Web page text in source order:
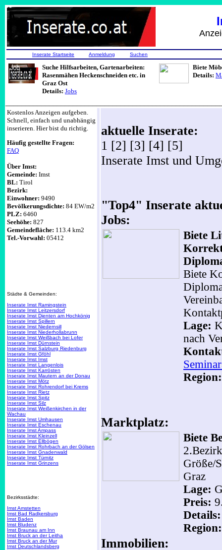
Anzeigen,
Inserate Startseite Anmeldung Suchen
Suche Hilfsarbeiten, Gartenarbeiten:
Rasenmähen Heckenschneiden etc. in
Graz Ost
Details: Jobs
Biete
Details:
Kostenlos Anzeigen aufgeben.
Schnell, einfach und unabhängig
inserieren. Hier bist du richtig.
Häufig gestellte Fragen:
FAQ
Über Imst:
Gemeinde: Imst
BL: Tirol
Bezirk:
Einwohner: 9490
Bevölkerungsdichte: 84 EW/m2
PLZ: 6460
Seehöhe: 827
Gemeindefläche: 113.4 km2
Tel.-Vorwahl: 05412
Städte & Gemeinden:
Inserate Imst Ramingstein
Inserate Imst Leitzersdorf
Inserate Imst Dienten am Hochkönig
Inserate Imst Spillern
Inserate Imst Niedernsill
Inserate Imst Niederhollabrunn
Inserate Imst Weißbach bei Lofer
Inserate Imst Dürnstein
Inserate Imst Salzburg Riedenburg
Inserate Imst Gföhl
Inserate Imst Imst
Inserate Imst Langenlois
Inserate Imst Karrösten
Inserate Imst Mautern an der Donau
Inserate Imst Mötz
Inserate Imst Rohrendorf bei Krems
Inserate Imst Rietz
Inserate Imst Spitz
Inserate Imst Silz
Inserate Imst Weißenkirchen in der
Wachau
Inserate Imst Umhausen
Inserate Imst Eschenau
Inserate Imst Ampass
Inserate Imst Kleinzell
Inserate Imst Ellbögen
Inserate Imst Rohrbach an der Gölsen
Inserate Imst Gnadenwald
Inserate Imst Türnitz
Inserate Imst Grinzens
Bezirksstädte:
Imst Amstetten
Imst Bad Radkersburg
Imst Baden
Imst Bludenz
Imst Braunau am Inn
Imst Bruck an der Leitha
Imst Bruck an der Mur
Imst Deutschlandsberg
aktuelle Inserate:
1 [2] [3] [4] [5]
Inserate Imst und
"Top4" Inserate
Jobs:
Biete
Biete
Lage:
nach
Region:
Marktplatz:
Biete
Größe/
Graz
Lage:
Preis:
Region:
Immobilien: